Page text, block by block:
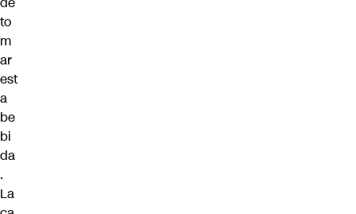
to
m
ar
est
a
be
bi
da
.
La